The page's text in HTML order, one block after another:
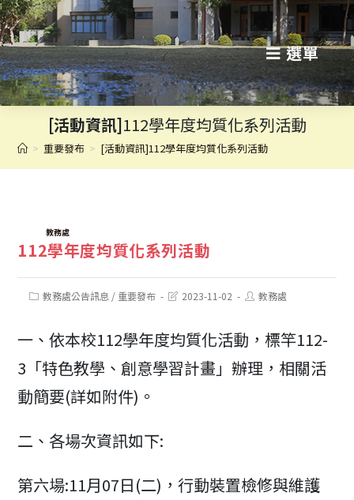
跳
轉
至
主
選單
[活動資訊]112學年度均質化系列活動
> 重要發布 > [活動資訊]112學年度均質化系列活動
TAGS:教務處
112學年度均質化系列活動
Post教務處公告訊息 / 重要發布
Post2023-11-02
Post教務處
一、依本校112學年度均質化活動，標竿112-
3「特色教學、創意學習計畫」辦理，相關活
動簡要(詳如附件)。
二、各場次資訊如下:
第六場:11月07日(二)，行動裝置檢修與維護